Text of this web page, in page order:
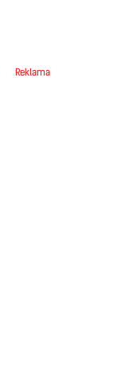
Reklama